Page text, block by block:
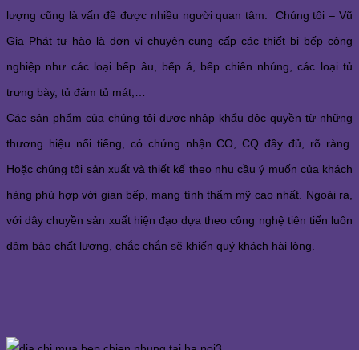
lượng cũng là vấn đề được nhiều người quan tâm.  Chúng tôi – Vũ
Gia Phát tự hào là đơn vị chuyên cung cấp các thiết bị bếp công
nghiệp như các loại bếp âu, bếp á, bếp chiên nhúng, các loại tủ
trưng bày, tủ đám tủ mát,…
Các sản phẩm của chúng tôi được nhập khẩu độc quyền từ những
thương hiệu nổi tiếng, có chứng nhận CO, CQ đầy đủ, rõ ràng.
Hoặc chúng tôi sản xuất và thiết kế theo nhu cầu ý muốn của khách
hàng phù hợp với gian bếp, mang tính thẩm mỹ cao nhất. Ngoài ra,
với dây chuyền sản xuất hiện đạo dựa theo công nghệ tiên tiến luôn
đảm bảo chất lượng, chắc chắn sẽ khiến quý khách hài lòng.